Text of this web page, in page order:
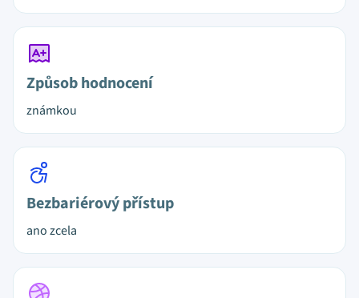
Způsob hodnocení
známkou
Bezbariérový přístup
ano zcela